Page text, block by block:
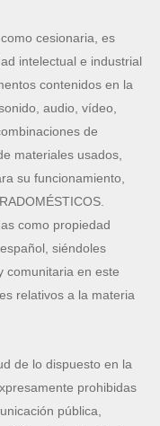
cesionaria, es
intelectual e industrial
contenidos en la
audio, vídeo,
de
materiales usados,
su funcionamiento,
como propiedad
siéndoles
comunitaria en este
relativos a la materia
de lo dispuesto en la
prohibidas
pública,